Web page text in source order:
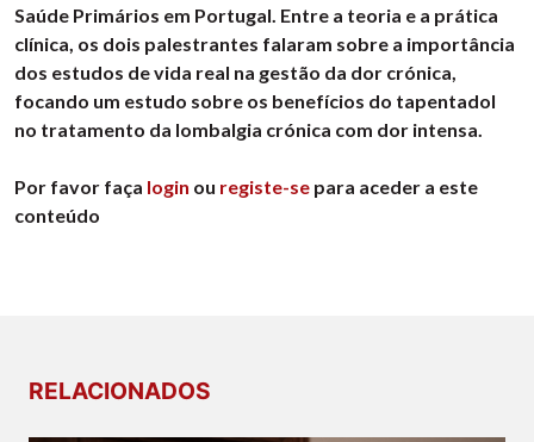
Saúde Primários em Portugal. Entre a teoria e a prática
clínica, os dois palestrantes falaram sobre a importância
dos estudos de vida real na gestão da dor crónica,
focando um estudo sobre os benefícios do tapentadol
no tratamento da lombalgia crónica com dor intensa.
Por favor faça login ou registe-se para aceder a este
conteúdo
RELACIONADOS